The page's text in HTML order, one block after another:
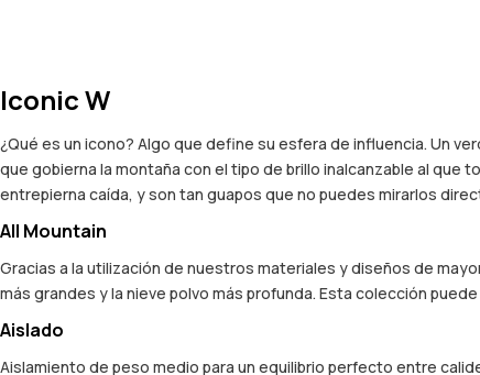
Iconic W
¿Qué es un icono? Algo que define su esfera de influencia. Un
que gobierna la montaña con el tipo de brillo inalcanzable al
entrepierna caída, y son tan guapos que no puedes mirarlos
All Mountain
Gracias a la utilización de nuestros materiales y diseños de
más grandes y la nieve polvo más profunda. Esta colección
Aislado
Aislamiento de peso medio para un equilibrio perfecto entre